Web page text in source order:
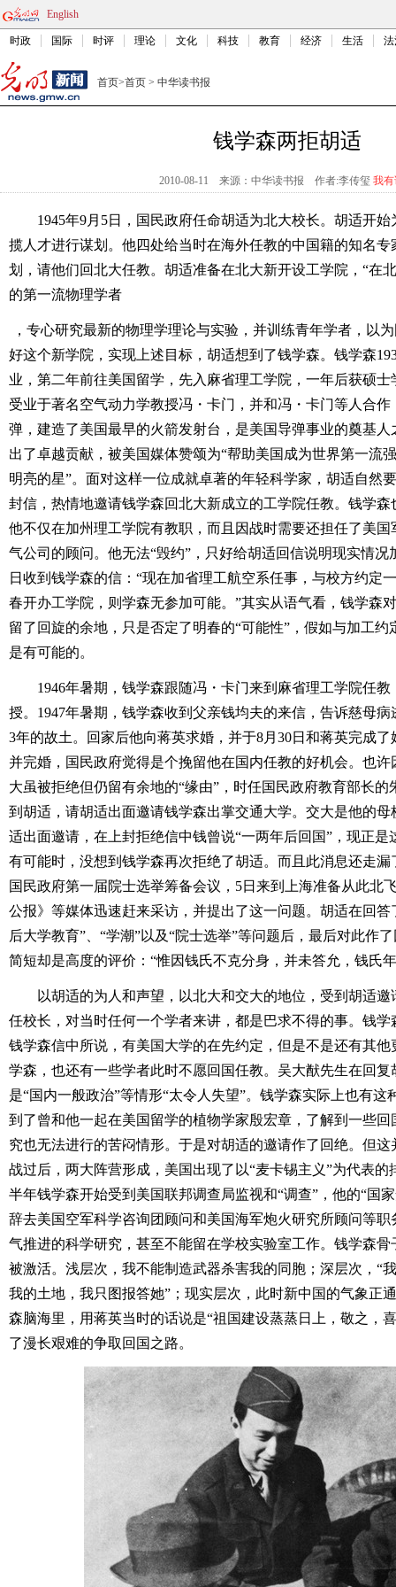
English
时政 国际 时评 理论 文化 科技 教育 经济 生活
首页>首页 > 中华读书报
钱学森两拒胡适
2010-08-11 来源：中华读书报 作者:李传玺 我
1945年9月5日，国民政府任命胡适为北大校长。胡适开
揽人才进行谋划。他四处给当时在海外任教的中国籍的知名
划，请他们回北大任教。胡适准备在北大新开设工学院，“在
的第一流物理学者
，专心研究最新的物理学理论与实验，并训练青年学者，以
好这个新学院，实现上述目标，胡适想到了钱学森。钱学森
业，第二年前往美国留学，先入麻省理工学院，一年后获硕
受业于著名空气动力学教授冯・卡门，并和冯・卡门等人合
弹，建造了美国最早的火箭发射台，是美国导弹事业的奠基
出了卓越贡献，被美国媒体赞颂为“帮助美国成为世界第一流
明亮的星”。面对这样一位成就卓著的年轻科学家，胡适自然
封信，热情地邀请钱学森回北大新成立的工学院任教。钱学
他不仅在加州理工学院有教职，而且因战时需要还担任了美
气公司的顾问。他无法“毁约”，只好给胡适回信说明现实情况
日收到钱学森的信：“现在加省理工航空系任事，与校方约定
春开办工学院，则学森无参加可能。”其实从语气看，钱学森
留了回旋的余地，只是否定了明春的“可能性”，假如与加工
是有可能的。
1946年暑期，钱学森跟随冯・卡门来到麻省理工学院任
授。1947年暑期，钱学森收到父亲钱均夫的来信，告诉慈母
3年的故土。回家后他向蒋英求婚，并于8月30日和蒋英完成
并完婚，国民政府觉得是个挽留他在国内任教的好机会。也
大虽被拒绝但仍留有余地的“缘由”，时任国民政府教育部长
到胡适，请胡适出面邀请钱学森出掌交通大学。交大是他的
适出面邀请，在上封拒绝信中钱曾说“一两年后回国”，现正
有可能时，没想到钱学森再次拒绝了胡适。而且此消息还走
国民政府第一届院士选举筹备会议，5日来到上海准备从此北
公报》等媒体迅速赶来采访，并提出了这一问题。胡适在回答
后大学教育”、“学潮”以及“院士选举”等问题后，最后对此作
简短却是高度的评价：“惟因钱氏不克分身，并未答允，钱氏
以胡适的为人和声望，以北大和交大的地位，受到胡适
任校长，对当时任何一个学者来讲，都是巴求不得的事。钱
钱学森信中所说，有美国大学的在先约定，但是不是还有其
学森，也还有一些学者此时不愿回国任教。吴大猷先生在回
是“国内一般政治”等情形“太令人失望”。钱学森实际上也有这
到了曾和他一起在美国留学的植物学家殷宏章，了解到一些
究也无法进行的苦闷情形。于是对胡适的邀请作了回绝。但
战过后，两大阵营形成，美国出现了以“麦卡锡主义”为代表的
半年钱学森开始受到美国联邦调查局监视和“调查”，他的“国
辞去美国空军科学咨询团顾问和美国海军炮火研究所顾问等
气推进的科学研究，甚至不能留在学校实验室工作。钱学森骨
被激活。浅层次，我不能制造武器杀害我的同胞；深层次，“
我的土地，我只图报答她”；现实层次，此时新中国的气象正
森脑海里，用蒋英当时的话说是“祖国建设蒸蒸日上，敬之，
了漫长艰难的争取回国之路。